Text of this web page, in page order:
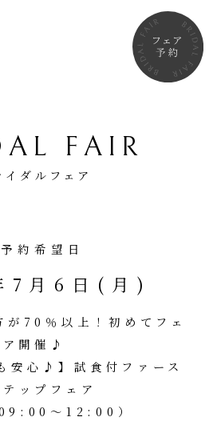
FAIR
イダルフェア
約希望日
7月6日(月)
が70％以上！初めてフェ
ア開催♪
安心♪】試食付ファース
テップフェア
09:00～12:00）